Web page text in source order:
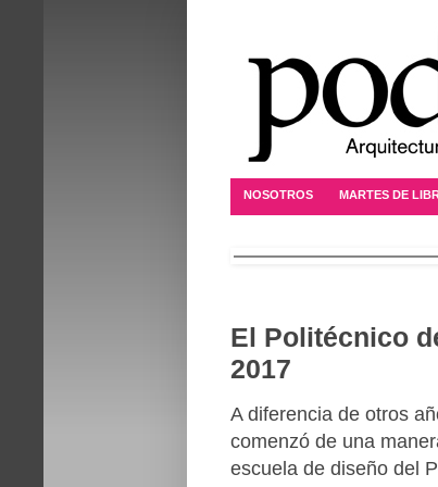
NOSOTROS MARTES DE
El Politécnico
2017
A diferencia de otros
comenzó de una
escuela de diseño del